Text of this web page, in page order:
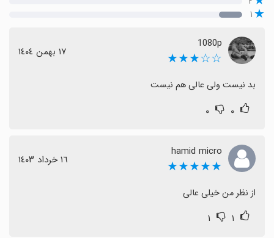
۱
1080p
☆☆★★★ ١٧ بهمن ١٤٠٤
بد نیست ولی عالی هم نیست
۰ ۰
hamid micro
★★★★★ ١٦ خرداد ١٤٠٣
از نظر من خیلی عالی
۱ ۱